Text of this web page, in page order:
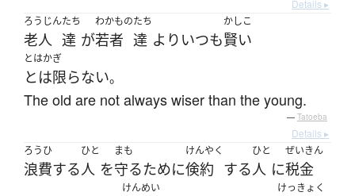
Details ▸
ろうじん
老人
たち
達 が
わかもの
若者
たち
達 より いつも
かしこ
賢い
とはかぎ
とは限らない。
The old are not always wiser than the young.
— Tatoeba
Details ▸
ろうひ
浪費する
ひと
人 を
まも
守るために
けんやく
倹約 する
ひと
人 に
ぜいきん
税金
けんめい けっきょく